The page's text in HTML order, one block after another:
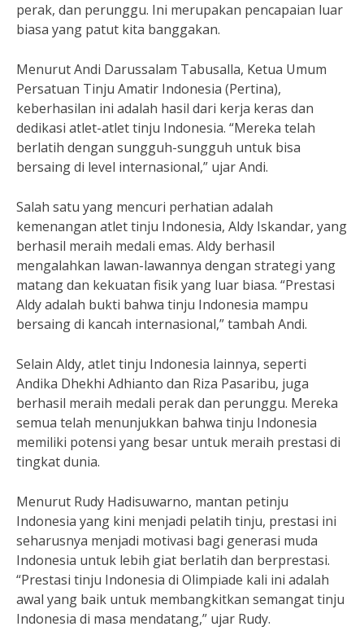
perak, dan perunggu. Ini merupakan pencapaian luar
biasa yang patut kita banggakan.
Menurut Andi Darussalam Tabusalla, Ketua Umum
Persatuan Tinju Amatir Indonesia (Pertina),
keberhasilan ini adalah hasil dari kerja keras dan
dedikasi atlet-atlet tinju Indonesia. “Mereka telah
berlatih dengan sungguh-sungguh untuk bisa
bersaing di level internasional,” ujar Andi.
Salah satu yang mencuri perhatian adalah
kemenangan atlet tinju Indonesia, Aldy Iskandar, yang
berhasil meraih medali emas. Aldy berhasil
mengalahkan lawan-lawannya dengan strategi yang
matang dan kekuatan fisik yang luar biasa. “Prestasi
Aldy adalah bukti bahwa tinju Indonesia mampu
bersaing di kancah internasional,” tambah Andi.
Selain Aldy, atlet tinju Indonesia lainnya, seperti
Andika Dhekhi Adhianto dan Riza Pasaribu, juga
berhasil meraih medali perak dan perunggu. Mereka
semua telah menunjukkan bahwa tinju Indonesia
memiliki potensi yang besar untuk meraih prestasi di
tingkat dunia.
Menurut Rudy Hadisuwarno, mantan petinju
Indonesia yang kini menjadi pelatih tinju, prestasi ini
seharusnya menjadi motivasi bagi generasi muda
Indonesia untuk lebih giat berlatih dan berprestasi.
“Prestasi tinju Indonesia di Olimpiade kali ini adalah
awal yang baik untuk membangkitkan semangat tinju
Indonesia di masa mendatang,” ujar Rudy.